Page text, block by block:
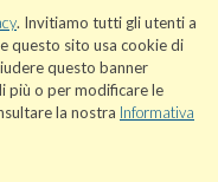
. Invitiamo tutti gli utenti a
questo sito usa cookie di
questo banner
più o per modificare le
la nostra Informativa